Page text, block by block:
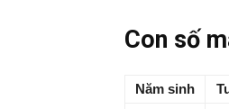
Con số
Năm sinh